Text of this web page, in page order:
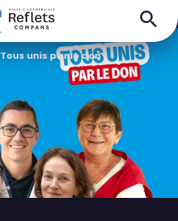
Tous unis par le don !